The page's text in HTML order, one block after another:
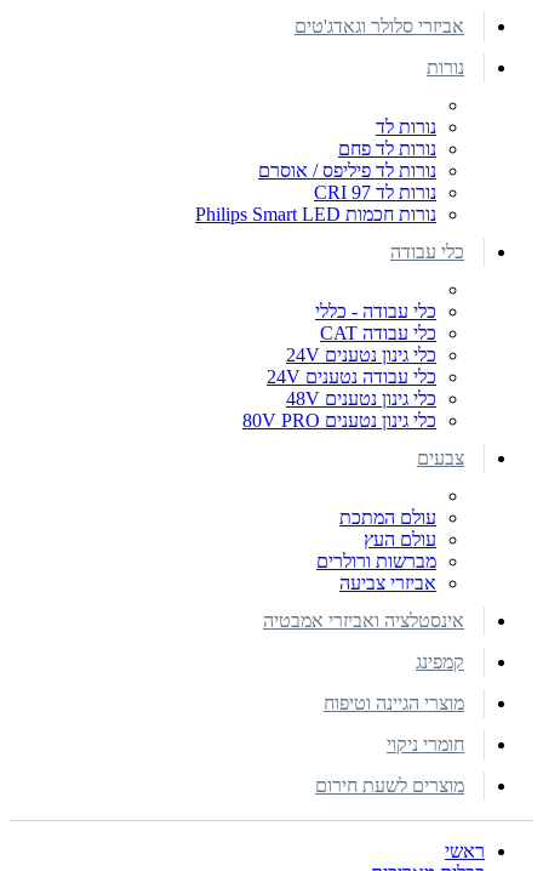
אביזרי סלולר וגאדג'טים
נורות
נורות לד
נורות לד פחם
נורות לד פיליפס / אוסרם
נורות לד CRI 97
נורות חכמות Philips Smart LED
כלי עבודה
כלי עבודה - כללי
כלי עבודה CAT
כלי גינון נטענים 24V
כלי עבודה נטענים 24V
כלי גינון נטענים 48V
כלי גינון נטענים 80V PRO
צבעים
עולם המתכת
עולם העץ
מברשות ורולרים
אביזרי צביעה
אינסטלציה ואביזרי אמבטיה
קמפינג
מוצרי הגיינה וטיפוח
חומרי ניקוי
מוצרים לשעת חירום
ראשי